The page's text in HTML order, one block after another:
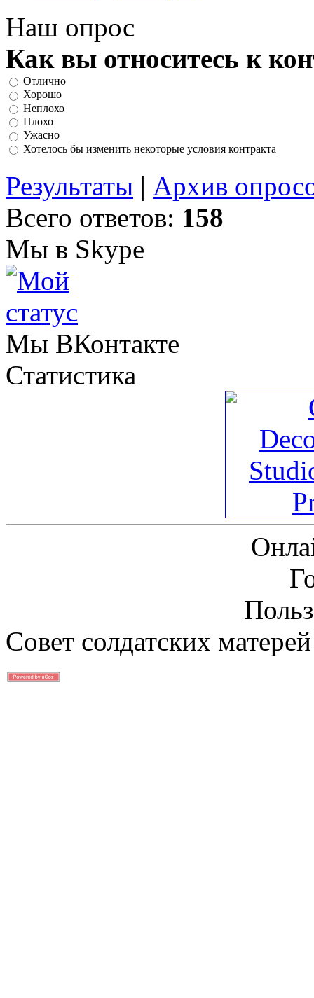
Наш опрос
Как вы относитесь к
Отлично
Хорошо
Неплохо
Плохо
Ужасно
Хотелось бы изменить некоторые условия контракта
Результаты | Архив
Всего ответов: 158
Мы в Skype
Мы ВКонтакте
Статистика
Совет солдатских